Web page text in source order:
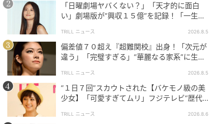
の記事をもっとみる
「日曜劇場ヤバくない？」「天才的に面白
い」劇場版が“興収１５億”を記録！「一生言
TRILL ニュース 2026.8.5
偏差値７０超え『超難関校』出身！「次元が
違う」「完璧すぎる」“華麗なる家系”に生ま
TRILL ニュース 2026.8.5
“１日７回”スカウトされた【バケモノ級の美
少女】「可愛すぎてムリ」フジテレビ“歴代N
TRILL ニュース 2026.8.6